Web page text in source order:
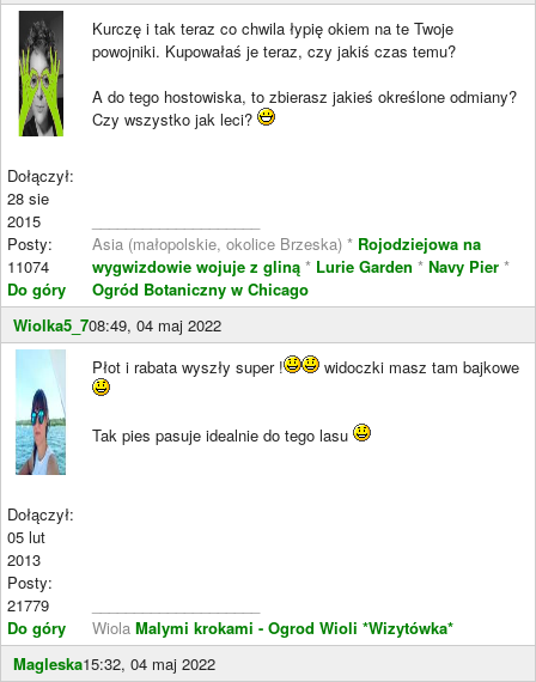
Dołączył:
28 sie
2015
Posty:
11074
Do góry
Kurczę i tak teraz co chwila łypię okiem na te Twoje
powojniki. Kupowałaś je teraz, czy jakiś czas temu?
A do tego hostowiska, to zbierasz jakieś określone odmiany?
Czy wszystko jak leci?
Asia (małopolskie, okolice Brzeska) * Rojodziejowa na
wygwizdowie wojuje z gliną * Lurie Garden * Navy Pier *
Ogród Botaniczny w Chicago
Wiolka5_708:49, 04 maj 2022
Dołączył:
05 lut
2013
Posty:
21779
Do góry
Płot i rabata wyszły super ! widoczki masz tam bajkowe
Tak pies pasuje idealnie do tego lasu
Wiola Malymi krokami - Ogrod Wioli *Wizytówka*
Magleska15:32, 04 maj 2022